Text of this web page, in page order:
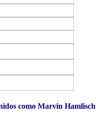
como Marvin Hamlisch